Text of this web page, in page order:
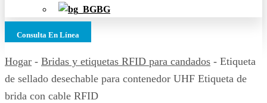
BG
Consulta En Línea
Hogar - Bridas y etiquetas RFID para candados - Etiqueta
de sellado desechable para contenedor UHF Etiqueta de
brida con cable RFID